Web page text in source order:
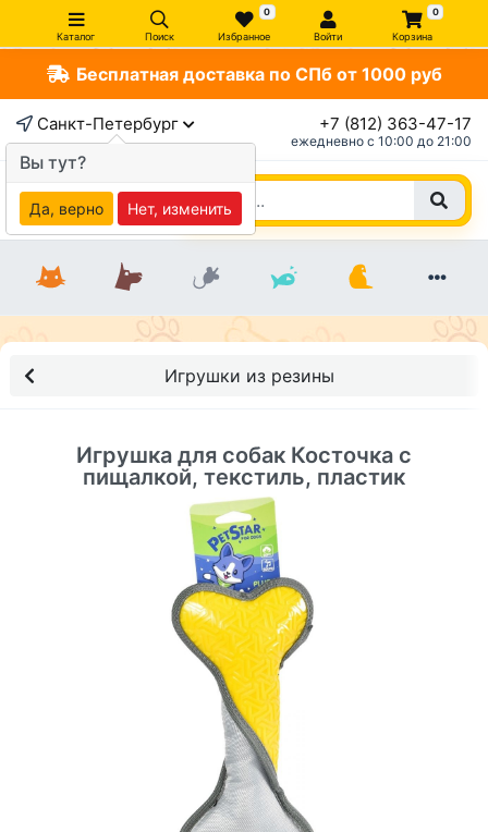
Каталог Поиск
0
Избранное Войти
0
Корзина
Бесплатная доставка по СПб от 1000 руб
Санкт-Петербург +7 (812) 363-47-17
ежедневно c 10:00 до 21:00
Игрушки из резины
Игрушка для собак Косточка с
пищалкой, текстиль, пластик
Вы тут?
Да, верно Нет, изменить